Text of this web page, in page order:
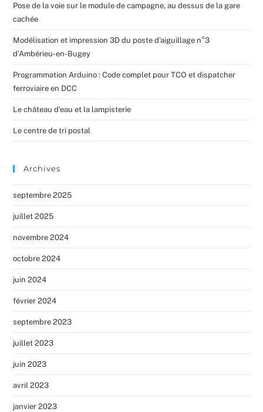
Pose de la voie sur le module de campagne, au dessus de la gare
cachée
Modélisation et impression 3D du poste d’aiguillage n°3
d’Ambérieu-en-Bugey
Programmation Arduino : Code complet pour TCO et dispatcher
ferroviaire en DCC
Le château d’eau et la lampisterie
Le centre de tri postal
Archives
septembre 2025
juillet 2025
novembre 2024
octobre 2024
juin 2024
février 2024
septembre 2023
juillet 2023
juin 2023
avril 2023
janvier 2023